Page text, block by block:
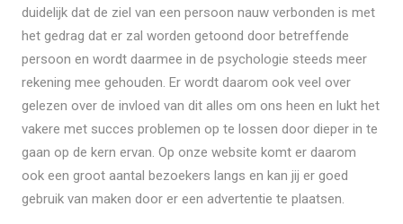
duidelijk dat de ziel van een persoon nauw verbonden is met
het gedrag dat er zal worden getoond door betreffende
persoon en wordt daarmee in de psychologie steeds meer
rekening mee gehouden. Er wordt daarom ook veel over
gelezen over de invloed van dit alles om ons heen en lukt het
vakere met succes problemen op te lossen door dieper in te
gaan op de kern ervan. Op onze website komt er daarom
ook een groot aantal bezoekers langs en kan jij er goed
gebruik van maken door er een advertentie te plaatsen.